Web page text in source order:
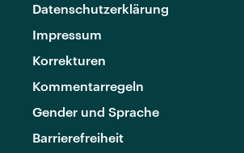
Datenschutzerklärung
Impressum
Korrekturen
Kommentarregeln
Gender und Sprache
Barrierefreiheit